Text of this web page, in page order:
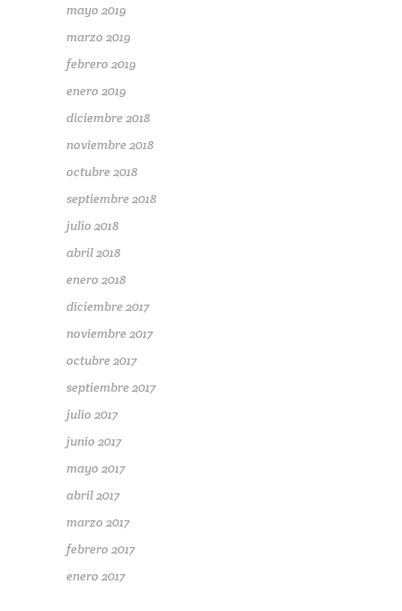
mayo 2019
marzo 2019
febrero 2019
enero 2019
diciembre 2018
noviembre 2018
octubre 2018
septiembre 2018
julio 2018
abril 2018
enero 2018
diciembre 2017
noviembre 2017
octubre 2017
septiembre 2017
julio 2017
junio 2017
mayo 2017
abril 2017
marzo 2017
febrero 2017
enero 2017